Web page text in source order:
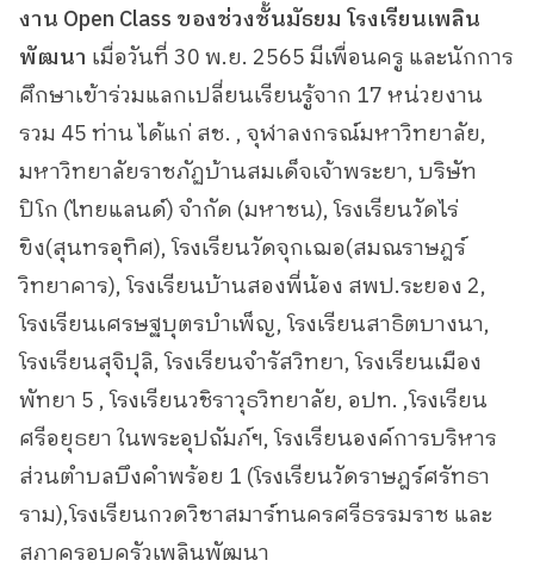
งาน Open Class ของช่วงชั้นมัธยม โรงเรียนเพลิน
พัฒนา เมื่อวันที่ 30 พ.ย. 2565 มีเพื่อนครู และนักการ
ศึกษาเข้าร่วมแลกเปลี่ยนเรียนรู้จาก 17 หน่วยงาน
รวม 45 ท่าน ได้แก่ สช. , จุฬาลงกรณ์มหาวิทยาลัย,
มหาวิทยาลัยราชภัฏบ้านสมเด็จเจ้าพระยา, บริษัท
ปิโก (ไทยแลนด์) จำกัด (มหาชน), โรงเรียนวัดไร่
ขิง(สุนทรอุทิศ), โรงเรียนวัดจุกเฌอ(สมณราษฎร์
วิทยาคาร), โรงเรียนบ้านสองพี่น้อง สพป.ระยอง 2,
โรงเรียนเศรษฐบุตรบำเพ็ญ, โรงเรียนสาธิตบางนา,
โรงเรียนสุจิปุลิ, โรงเรียนจำรัสวิทยา, โรงเรียนเมือง
พัทยา 5 , โรงเรียนวชิราวุธวิทยาลัย, อปท. ,โรงเรียน
ศรีอยุธยา ในพระอุปถัมภ์ฯ, โรงเรียนองค์การบริหาร
ส่วนตำบลบึงคำพร้อย 1 (โรงเรียนวัดราษฎร์ศรัทธา
ราม),โรงเรียนกวดวิชาสมาร์ทนครศรีธรรมราช และ
สภาครอบครัวเพลินพัฒนา